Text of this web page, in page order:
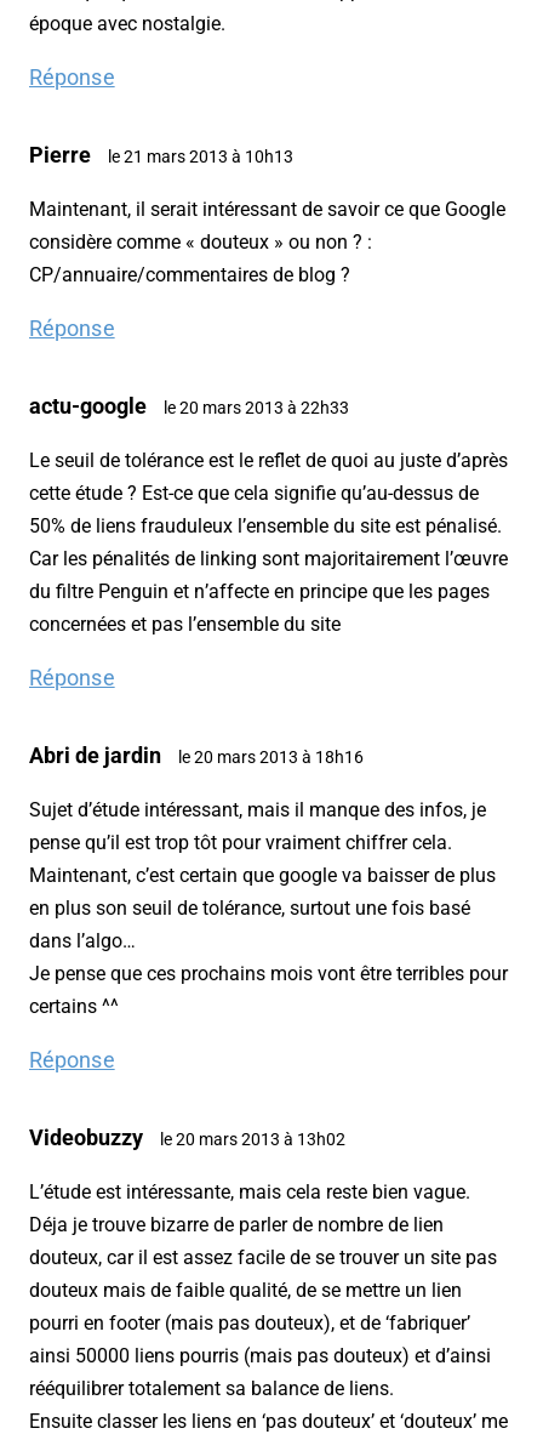
époque avec nostalgie.
Réponse
Pierre le 21 mars 2013 à 10h13
Maintenant, il serait intéressant de savoir ce que Google
considère comme « douteux » ou non ? :
CP/annuaire/commentaires de blog ?
Réponse
actu-google le 20 mars 2013 à 22h33
Le seuil de tolérance est le reflet de quoi au juste d’après
cette étude ? Est-ce que cela signifie qu’au-dessus de
50% de liens frauduleux l’ensemble du site est pénalisé.
Car les pénalités de linking sont majoritairement l’œuvre
du filtre Penguin et n’affecte en principe que les pages
concernées et pas l’ensemble du site
Réponse
Abri de jardin le 20 mars 2013 à 18h16
Sujet d’étude intéressant, mais il manque des infos, je
pense qu’il est trop tôt pour vraiment chiffrer cela.
Maintenant, c’est certain que google va baisser de plus
en plus son seuil de tolérance, surtout une fois basé
dans l’algo…
Je pense que ces prochains mois vont être terribles pour
certains ^^
Réponse
Videobuzzy le 20 mars 2013 à 13h02
L’étude est intéressante, mais cela reste bien vague.
Déja je trouve bizarre de parler de nombre de lien
douteux, car il est assez facile de se trouver un site pas
douteux mais de faible qualité, de se mettre un lien
pourri en footer (mais pas douteux), et de ‘fabriquer’
ainsi 50000 liens pourris (mais pas douteux) et d’ainsi
rééquilibrer totalement sa balance de liens.
Ensuite classer les liens en ‘pas douteux’ et ‘douteux’ me